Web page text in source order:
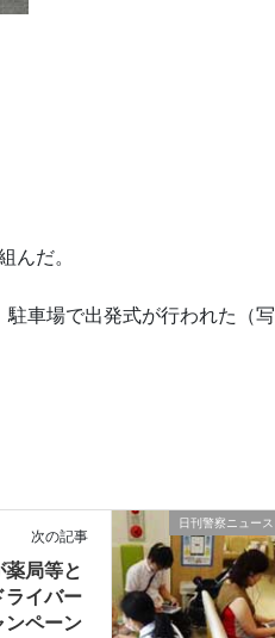
んだ。
車場で出発式が行われた（写
日刊警察ニュース
次の記事
局等と
ライバー
ンペーン